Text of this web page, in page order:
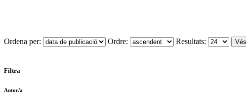
Ordena per: Ordre: Resultats:
Filtra
Autor/a